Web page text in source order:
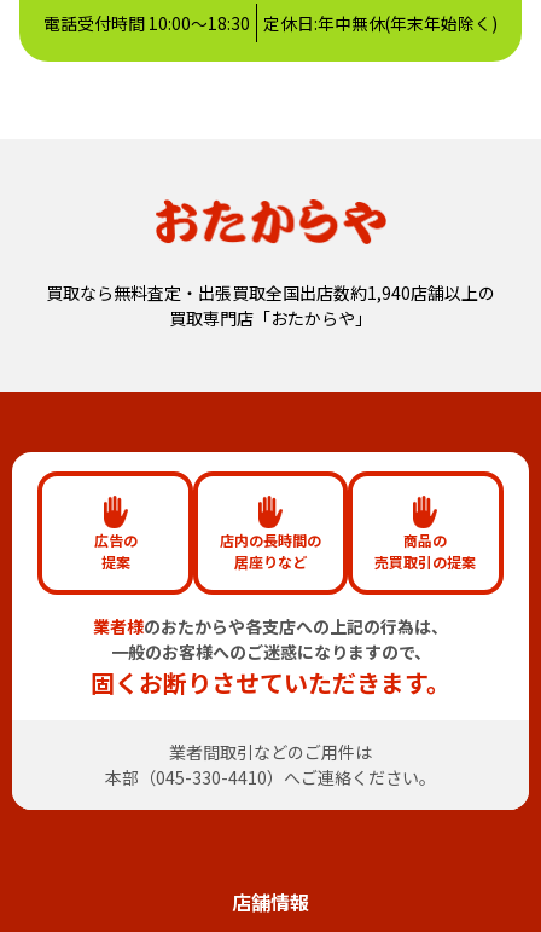
電話受付時間 10:00～18:30 定休日:年中無休(年末年始除く)
買取なら無料査定・出張買取全国出店数約1,940店舗以上の
買取専門店「おたからや」
広告の
提案
店内の長時間の
居座りなど
商品の
売買取引の提案
業者様のおたからや各支店への上記の行為は、
一般のお客様へのご迷惑になりますので、
固くお断りさせていただきます。
業者間取引などのご用件は
本部（045-330-4410）へご連絡ください。
店舗情報